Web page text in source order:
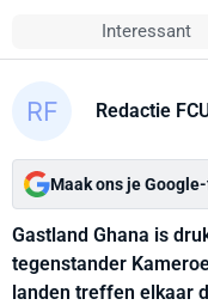
Interessant
Redactie
Maak ons je
Gastland Ghana is
tegenstander
landen treffen elkaar